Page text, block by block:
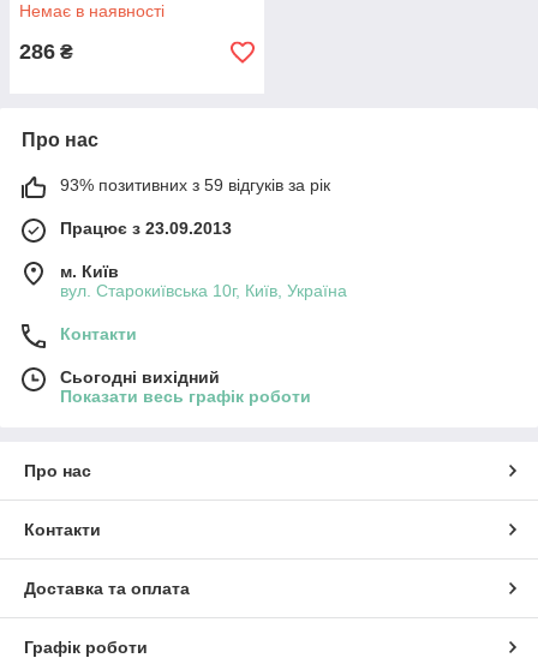
Немає в наявності
286 ₴
Про нас
93% позитивних з 59 відгуків за рік
Працює з 23.09.2013
м. Київ
вул. Старокиївська 10г, Київ, Україна
Контакти
Сьогодні вихідний
Показати весь графік роботи
Про нас
Контакти
Доставка та оплата
Графік роботи